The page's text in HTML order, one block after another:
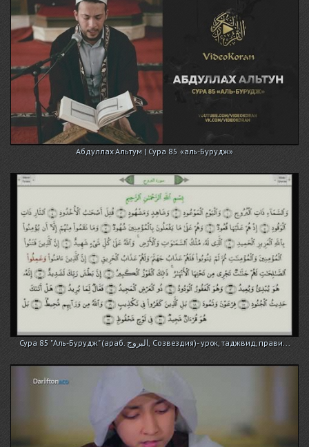
Абдуллах Альтум | Сура 85 «аль-Бурудж»
Сура 85 "Аль-Бурудж" (араб. البروج‎‎, Созвездия)- урок, таджвид, прави...